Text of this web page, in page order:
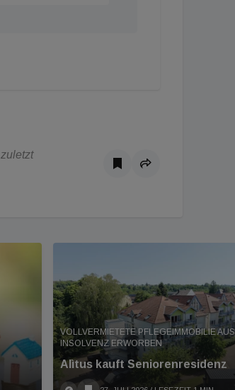
VOLLVERMIETETE PFLEGEIMMOBILIE AUS
INSOLVENZ ERWORBEN
Alìtus kauft Seniorenresidenz